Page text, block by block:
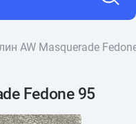
AW Masquerade
Fedone 95